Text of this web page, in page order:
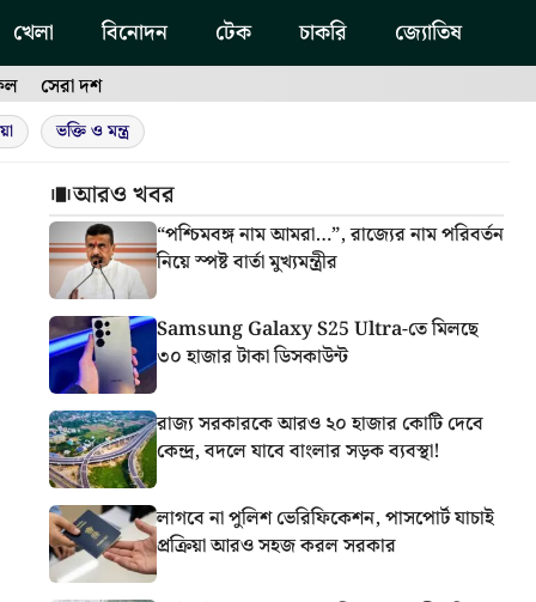
খেলা বিনোদন টেক চাকরি জ্যোতিষ
সেরা দশ
ভক্তি ও মন্ত্র
আরও খবর
“পশ্চিমবঙ্গ নাম আমরা…”, রাজ্যের নাম পরিবর্তন
নিয়ে স্পষ্ট বার্তা মুখ্যমন্ত্রীর
Samsung Galaxy S25 Ultra-তে মিলছে
৩০ হাজার টাকা ডিসকাউন্ট
রাজ্য সরকারকে আরও ২০ হাজার কোটি দেবে
কেন্দ্র, বদলে যাবে বাংলার সড়ক ব্যবস্থা!
লাগবে না পুলিশ ভেরিফিকেশন, পাসপোর্ট যাচাই
প্রক্রিয়া আরও সহজ করল সরকার